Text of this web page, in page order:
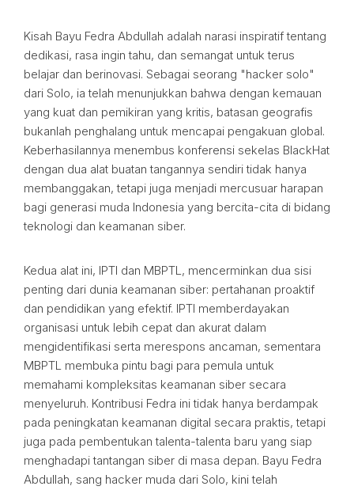
Kisah Bayu Fedra Abdullah adalah narasi inspiratif tentang
dedikasi, rasa ingin tahu, dan semangat untuk terus
belajar dan berinovasi. Sebagai seorang "hacker solo"
dari Solo, ia telah menunjukkan bahwa dengan kemauan
yang kuat dan pemikiran yang kritis, batasan geografis
bukanlah penghalang untuk mencapai pengakuan global.
Keberhasilannya menembus konferensi sekelas BlackHat
dengan dua alat buatan tangannya sendiri tidak hanya
membanggakan, tetapi juga menjadi mercusuar harapan
bagi generasi muda Indonesia yang bercita-cita di bidang
teknologi dan keamanan siber.
Kedua alat ini, IPTI dan MBPTL, mencerminkan dua sisi
penting dari dunia keamanan siber: pertahanan proaktif
dan pendidikan yang efektif. IPTI memberdayakan
organisasi untuk lebih cepat dan akurat dalam
mengidentifikasi serta merespons ancaman, sementara
MBPTL membuka pintu bagi para pemula untuk
memahami kompleksitas keamanan siber secara
menyeluruh. Kontribusi Fedra ini tidak hanya berdampak
pada peningkatan keamanan digital secara praktis, tetapi
juga pada pembentukan talenta-talenta baru yang siap
menghadapi tantangan siber di masa depan. Bayu Fedra
Abdullah, sang hacker muda dari Solo, kini telah